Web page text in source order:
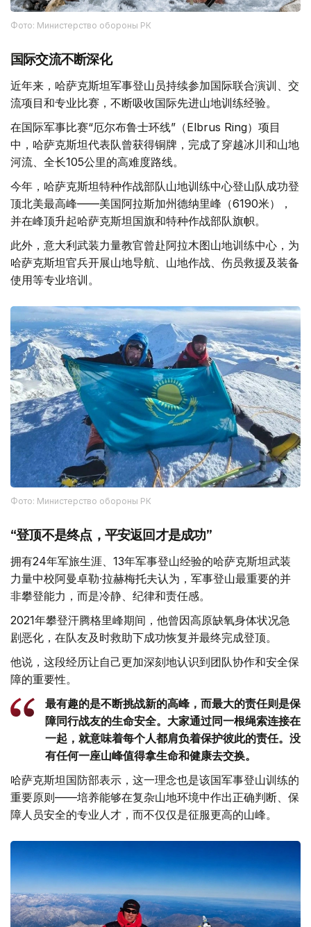
Фото: Министерство обороны РК
国际交流不断深化
近年来，哈萨克斯坦军事登山员持续参加国际联合演训、交
流项目和专业比赛，不断吸收国际先进山地训练经验。
在国际军事比赛“厄尔布鲁士环线”（Elbrus Ring）项目
中，哈萨克斯坦代表队曾获得铜牌，完成了穿越冰川和山地
河流、全长105公里的高难度路线。
今年，哈萨克斯坦特种作战部队山地训练中心登山队成功登
顶北美最高峰——美国阿拉斯加州德纳里峰（6190米），
并在峰顶升起哈萨克斯坦国旗和特种作战部队旗帜。
此外，意大利武装力量教官曾赴阿拉木图山地训练中心，为
哈萨克斯坦官兵开展山地导航、山地作战、伤员救援及装备
使用等专业培训。
Фото: Министерство обороны РК
“登顶不是终点，平安返回才是成功”
拥有24年军旅生涯、13年军事登山经验的哈萨克斯坦武装
力量中校阿曼卓勒·拉赫梅托夫认为，军事登山最重要的并
非攀登能力，而是冷静、纪律和责任感。
2021年攀登汗腾格里峰期间，他曾因高原缺氧身体状况急
剧恶化，在队友及时救助下成功恢复并最终完成登顶。
他说，这段经历让自己更加深刻地认识到团队协作和安全保
障的重要性。
最有趣的是不断挑战新的高峰，而最大的责任则是保
障同行战友的生命安全。大家通过同一根绳索连接在
一起，就意味着每个人都肩负着保护彼此的责任。没
有任何一座山峰值得拿生命和健康去交换。
哈萨克斯坦国防部表示，这一理念也是该国军事登山训练的
重要原则——培养能够在复杂山地环境中作出正确判断、保
障人员安全的专业人才，而不仅仅是征服更高的山峰。